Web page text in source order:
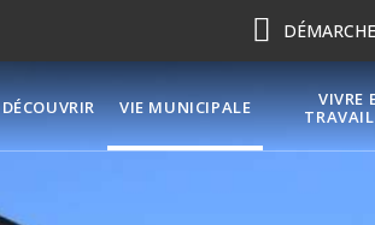
DÉCOUVRIR VIE MUNICIPALE
VIVRE